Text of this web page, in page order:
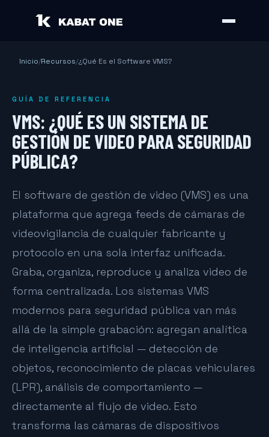
Inicio/Recursos/¿Qué Es el Software VMS?
GUÍA DE REFERENCIA
VMS: ¿QUÉ ES UN SISTEMA DE
GESTIÓN DE VIDEO PARA SEGURIDAD
PÚBLICA?
El software de gestión de video (VMS) es una
plataforma que agrega feeds de cámaras de
videovigilancia de cualquier fabricante y
protocolo en una sola interfaz unificada.
Graba, organiza, reproduce y analiza video de
forma centralizada. Los sistemas VMS
modernos para seguridad pública van más
allá de la simple grabación: agregan analítica
de inteligencia artificial — detección de
objetos, reconocimiento de placas vehiculares
(LPR), análisis de comportamiento —
directamente al flujo de video. Esto
transforma las cámaras de dispositivos